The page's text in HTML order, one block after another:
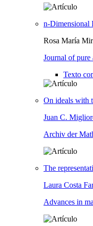
n-Dimensional
Rosa María
Journal of pure
Texto
On ideals with
Juan C.
Archiv der
The
Laura Costa
Advances in